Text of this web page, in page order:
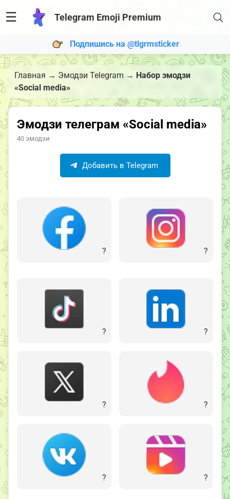
☰ Telegram Emoji Premium
Подпишись на @tlgrmsticker
Главная → Эмодзи Telegram → Набор эмодзи
«Social media»
Эмодзи телеграм «Social media»
40 эмодзи
Добавить в Telegram
? ?
? ?
? ?
? ?